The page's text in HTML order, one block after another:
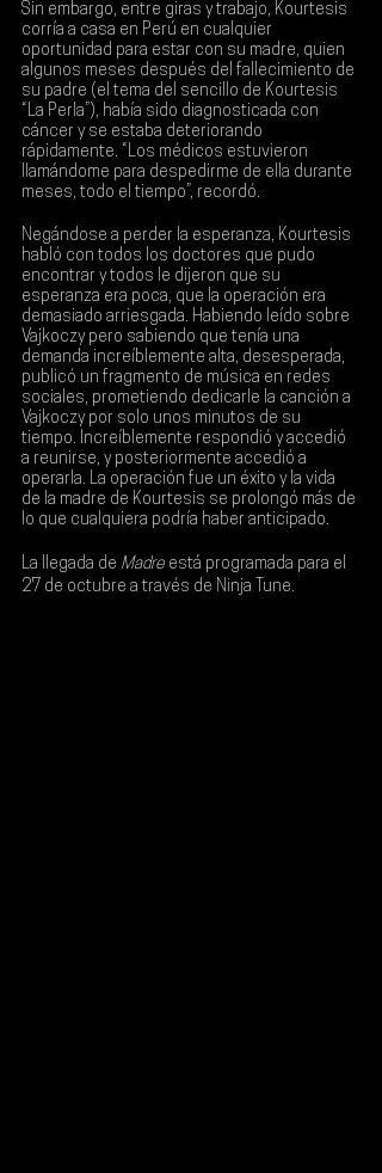
Sin embargo, entre giras y trabajo, Kourtesis
corría a casa en Perú en cualquier
oportunidad para estar con su madre, quien
algunos meses después del fallecimiento de
su padre (el tema del sencillo de Kourtesis
“La Perla”), había sido diagnosticada con
cáncer y se estaba deteriorando
rápidamente. “Los médicos estuvieron
llamándome para despedirme de ella durante
meses, todo el tiempo”, recordó.
Negándose a perder la esperanza, Kourtesis
habló con todos los doctores que pudo
encontrar y todos le dijeron que su
esperanza era poca, que la operación era
demasiado arriesgada. Habiendo leído sobre
Vajkoczy pero sabiendo que tenía una
demanda increíblemente alta, desesperada,
publicó un fragmento de música en redes
sociales, prometiendo dedicarle la canción a
Vajkoczy por solo unos minutos de su
tiempo. Increíblemente respondió y accedió
a reunirse, y posteriormente accedió a
operarla. La operación fue un éxito y la vida
de la madre de Kourtesis se prolongó más de
lo que cualquiera podría haber anticipado.
La llegada de Madre está programada para el
27 de octubre a través de Ninja Tune.